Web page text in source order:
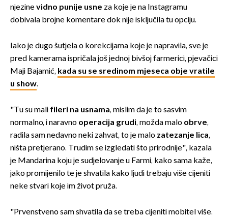
njezinevidno punije usne za koje je na Instagramu
dobivala brojne komentare dok nije isključila tu opciju.
Iako je dugo šutjela o korekcijama koje je napravila, sve je
pred kamerama ispričala još jednoj bivšoj farmerici, pjevačici
Maji Bajamić, kada su se sredinom mjeseca obje vratile
u show.
"Tu su mali fileri na usnama, mislim da je to sasvim
normalno, i naravno operacija grudi, možda malo obrve,
radila sam nedavno neki zahvat, to je malo zatezanje lica,
ništa pretjerano. Trudim se izgledati što prirodnije", kazala
je Mandarina koju je sudjelovanje u Farmi, kako sama kaže,
jako promijenilo te je shvatila kako ljudi trebaju više cijeniti
neke stvari koje im život pruža.
"Prvenstveno sam shvatila da se treba cijeniti mobitel više.